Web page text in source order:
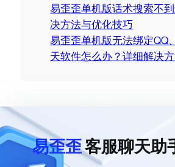
易歪歪单机版话术搜索不
决方法与优化技巧
易歪歪单机版无法绑定QQ
天软件怎么办？详细解决
易歪歪客服聊天助